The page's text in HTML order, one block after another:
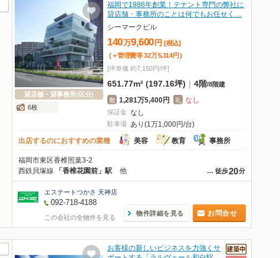
貸店舗・貸事務所(区分)
6枚
福岡で1986年創業！テナント専門の弊社に
貸店舗・事務所のことは何でもお任せく…
シーマークビル
140万9,600 円 [税込]
(＋管理費等 32万5,314 円 )
[坪単価 約7,150円/坪]
651.77m² (197.16坪) | 4階/8階建
敷 1,281万5,400円 礼 なし
保証金 なし
駐車場 あり(1万1,000円/台)
出店するのにおすすめの業種
美容 教育 事務所
福岡市東区香椎照葉3-2
… 徒歩20分
西鉄貝塚線 「香椎花園前」駅 他
エステートつかさ 天神店
092-718-4188
この会社の全物件を見る
物件詳細を見る お問合せ
お客様の新しいビジネスを力強くサ